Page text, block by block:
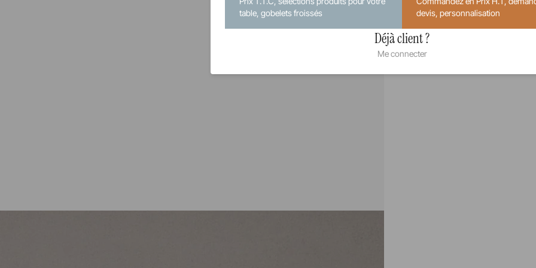
table, gobelets froissés
devis, personnalisation
Déjà client ?
Me connecter